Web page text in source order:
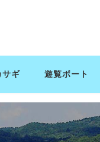
サギ 遊覧ボート